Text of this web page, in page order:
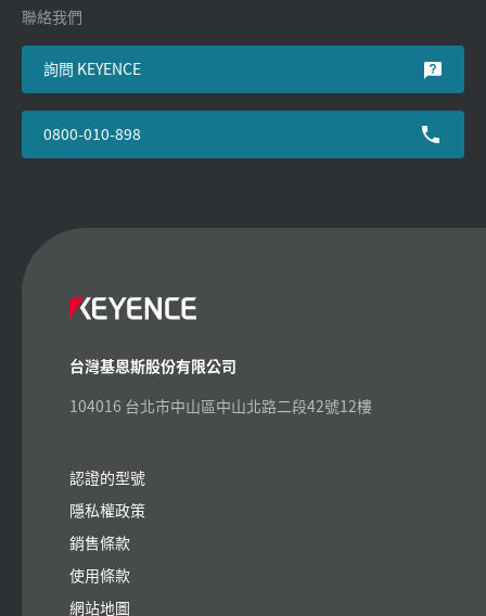
聯絡我們
詢問 KEYENCE
0800-010-898
台灣基恩斯股份有限公司
104016 台北市中山區中山北路二段42號12樓
認證的型號
隱私權政策
銷售條款
使用條款
網站地圖